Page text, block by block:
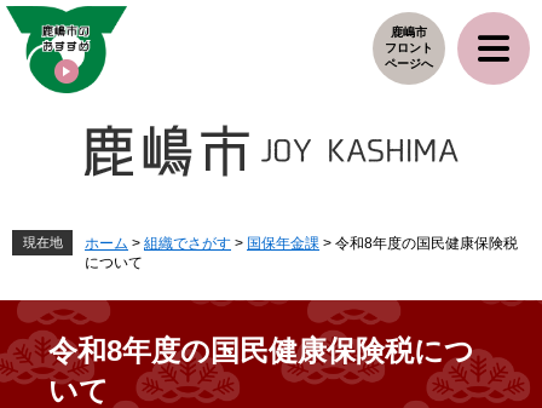
ペ
メ
鹿嶋市
フロント
ページへ
現在地 ホーム > 組織でさがす > 国保年金課 > 令和8年度の国民健康保険税
について
令和8年度の国民健康保険税につ
いて